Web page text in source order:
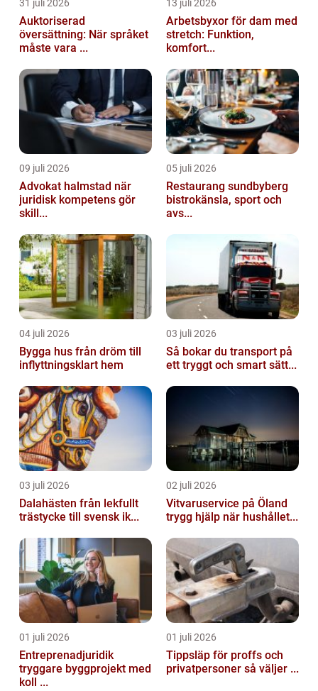
31 juli 2026
Auktoriserad
översättning: När språket
måste vara ...
13 juli 2026
Arbetsbyxor för dam med
stretch: Funktion,
komfort...
09 juli 2026
Advokat halmstad när
juridisk kompetens gör
skill...
05 juli 2026
Restaurang sundbyberg
bistrokänsla, sport och
avs...
04 juli 2026
Bygga hus från dröm till
inflyttningsklart hem
03 juli 2026
Så bokar du transport på
ett tryggt och smart sätt...
03 juli 2026
Dalahästen från lekfullt
trästycke till svensk ik...
02 juli 2026
Vitvaruservice på Öland
trygg hjälp när hushållet...
01 juli 2026
Entreprenadjuridik
tryggare byggprojekt med
koll ...
01 juli 2026
Tippsläp för proffs och
privatpersoner så väljer ...